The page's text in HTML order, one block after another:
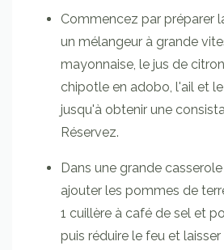
Commencez par préparer
un mélangeur à grande
mayonnaise, le jus de
chipotle en adobo, l'ail et
jusqu'à obtenir une
Réservez.
Dans une grande
ajouter les pommes de
1 cuillère à café de sel et
puis réduire le feu et laisser